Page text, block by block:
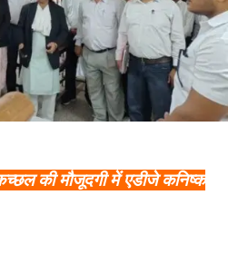
की मौजूदगी में एडीजे कनिष्क